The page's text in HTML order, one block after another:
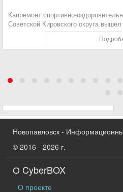
Капремонт спортивно-
Советской Кировского округа
Новопавловск -
© 2016 - 2026 г.
О CyberBOX
О проекте